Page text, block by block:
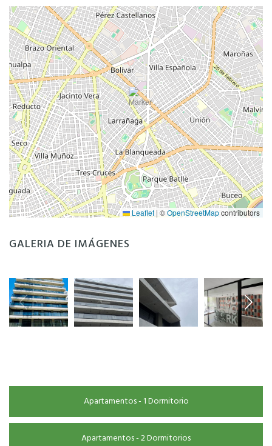
Leaflet | ©OpenStreetMapcontributors
GALERIA DE IMÁGENES
Apartamentos - 1 Dormitorio
Apartamentos - 2 Dormitorios